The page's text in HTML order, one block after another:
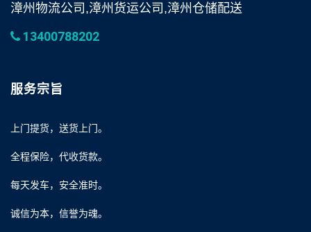
漳州物流公司,漳州货运公司,漳州仓储配送
13400788202
服务宗旨
上门提货，送货上门。
全程保险，代收货款。
每天发车，安全准时。
诚信为本，信誉为魂。